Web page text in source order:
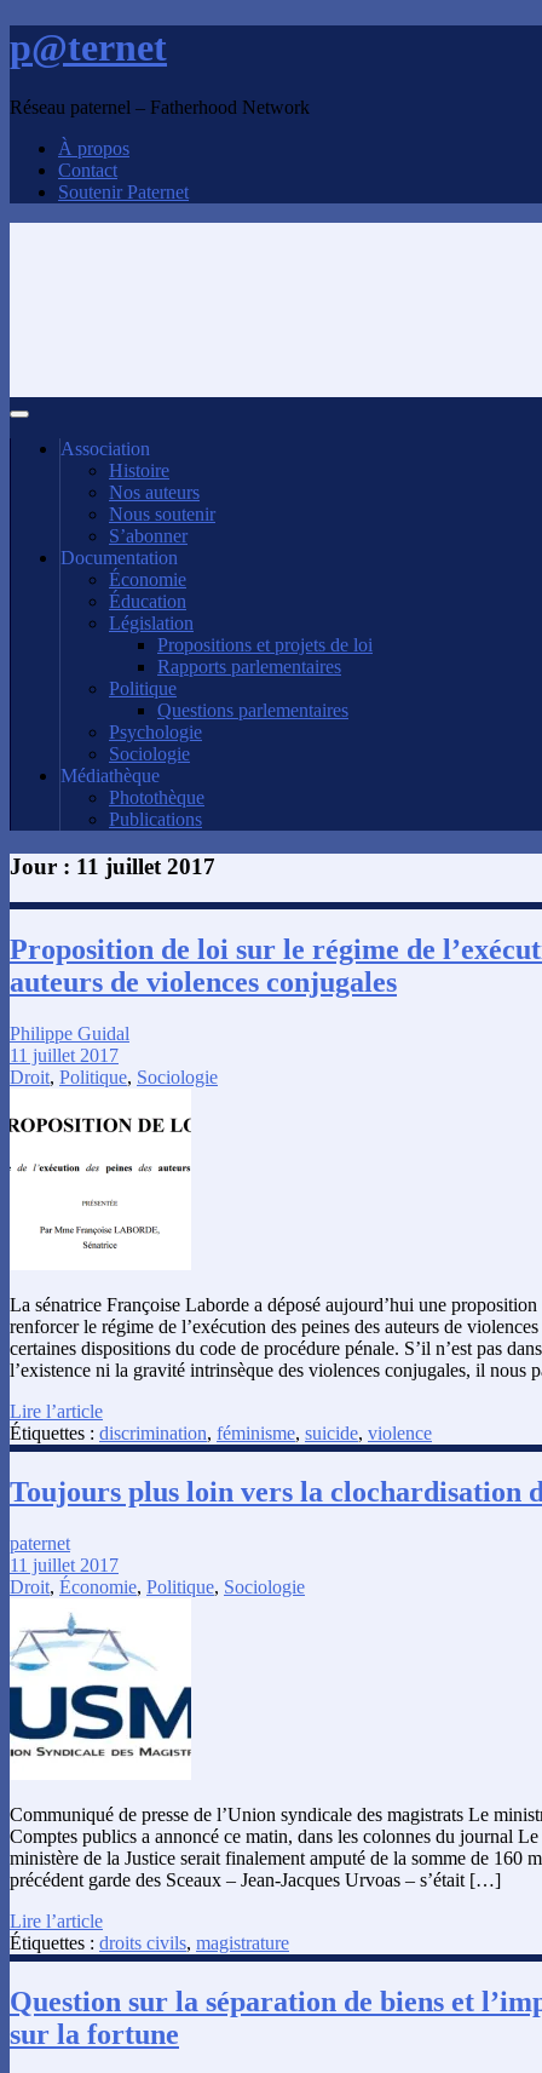
p@ternet
Réseau paternel – Fatherhood Network
À propos
Contact
Soutenir Paternet
Association
Histoire
Nos auteurs
Nous soutenir
S’abonner
Documentation
Économie
Éducation
Législation
Propositions et projets de loi
Rapports parlementaires
Politique
Questions parlementaires
Psychologie
Sociologie
Médiathèque
Photothèque
Publications
Jour : 11 juillet 2017
Proposition de loi sur le régime de
auteurs de violences conjugales
Philippe Guidal
11 juillet 2017
Droit, Politique, Sociologie
La sénatrice Françoise Laborde a déposé aujourd’hui une
renforcer le régime de l’exécution des peines des auteurs de
certaines dispositions du code de procédure pénale. S’il n’est pas
l’existence ni la gravité intrinsèque des violences conjugales, il
Lire l’article
Étiquettes : discrimination, féminisme, suicide, violence
Toujours plus loin vers la clochardisation
paternet
11 juillet 2017
Droit, Économie, Politique, Sociologie
Communiqué de presse de l’Union syndicale des magistrats Le
Comptes publics a annoncé ce matin, dans les colonnes du journal
ministère de la Justice serait finalement amputé de la somme de 160
précédent garde des Sceaux – Jean-Jacques Urvoas – s’était […]
Lire l’article
Étiquettes : droits civils, magistrature
Question sur la séparation de biens et
sur la fortune